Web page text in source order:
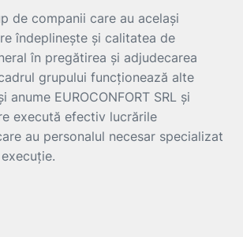
de companii care au același
îndeplinește și calitatea de
în pregătirea și adjudecarea
grupului funcționează alte
anume EUROCONFORT SRL și
execută efectiv lucrările
au personalul necesar specializat